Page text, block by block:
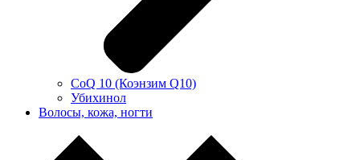
CoQ 10 (Коэнзим Q10)
Убихинол
Волосы, кожа, ногти